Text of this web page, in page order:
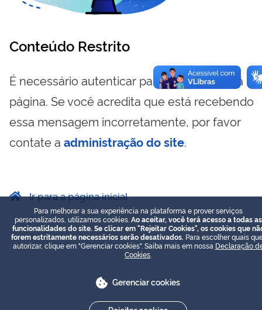
Conteúdo Restrito
É necessário autenticar para visualizar essa
página. Se você acredita que está recebendo
essa mensagem incorretamente, por favor
contate a administração do site.
Ir para a página inicial
Para melhorar a sua experiência na plataforma e prover serviços
personalizados, utilizamos cookies. Ao aceitar, você terá acesso a todas as
funcionalidades do site. Se clicar em "Rejeitar Cookies", os cookies que
forem estritamente necessários serão desativados. Para escolher quais
autorizar, clique em "Gerenciar cookies". Saiba mais em nossa Declaração
Cookies
Gerenciar cookies